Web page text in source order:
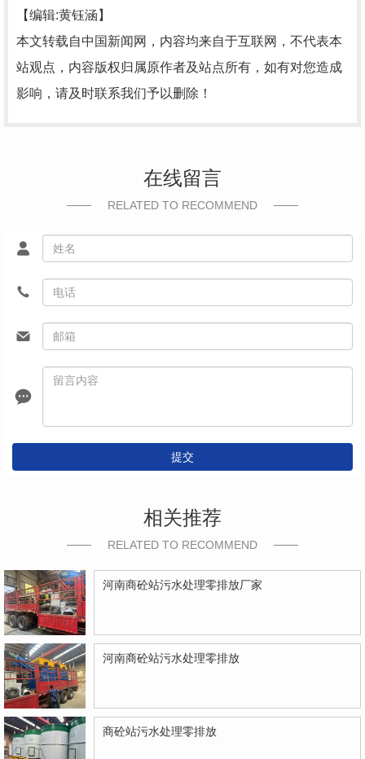
【编辑:黄钰涵】
本文转载自中国新闻网，内容均来自于互联网，不代表本
站观点，内容版权归属原作者及站点所有，如有对您造成
影响，请及时联系我们予以删除！
在线留言
RELATED TO RECOMMEND
提交
相关推荐
RELATED TO RECOMMEND
河南商砼站污水处理零排放厂家
河南商砼站污水处理零排放
商砼站污水处理零排放